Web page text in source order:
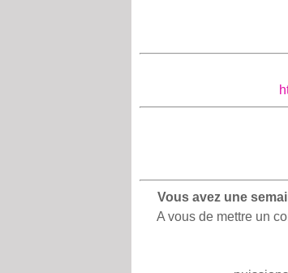
Vous avez une
A vous de mettre un